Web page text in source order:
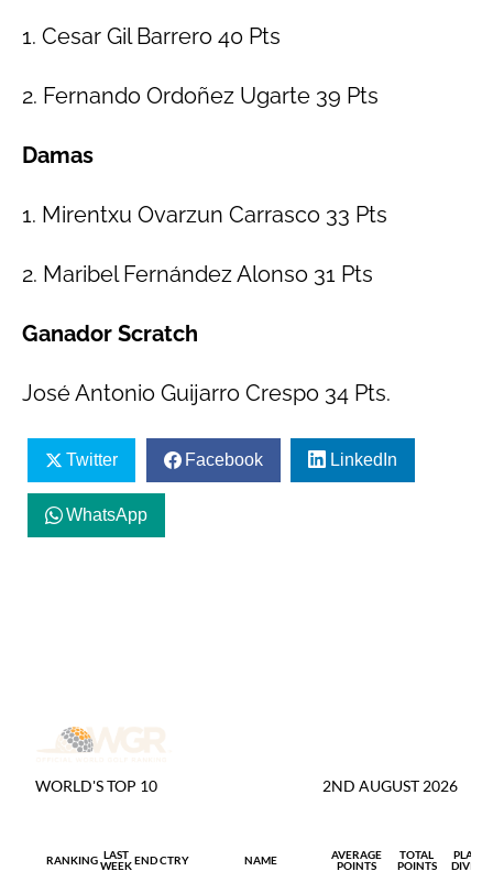
1. Cesar Gil Barrero 40 Pts
2. Fernando Ordoñez Ugarte 39 Pts
Damas
1. Mirentxu Ovarzun Carrasco 33 Pts
2. Maribel Fernández Alonso 31 Pts
Ganador Scratch
José Antonio Guijarro Crespo 34 Pts.
Twitter Facebook LinkedIn
WhatsApp